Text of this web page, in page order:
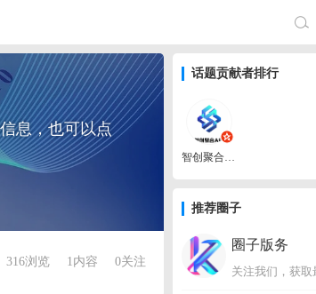
话题贡献者排行
智创聚合API
推荐圈子
圈子版务
息，也可以点
316浏览 1内容 0关注